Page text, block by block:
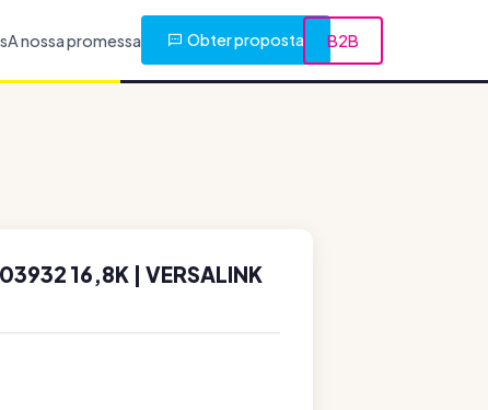
A nossa promessa Obter proposta B2B
16,8K | VERSALINK